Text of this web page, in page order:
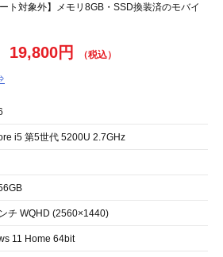
対象外】メモリ8GB・SSD換装済のモバイ
19,800円
i5 第5世代 5200U 2.7GHz
チ WQHD (2560×1440)
11 Home 64bit